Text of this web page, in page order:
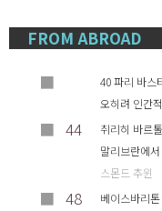
FROM ABROAD
■
40 파리 바스
오히려 인간
■ 44
취리히 바르
말리브란에
스몬드 추윈
■ 48
베이스바리